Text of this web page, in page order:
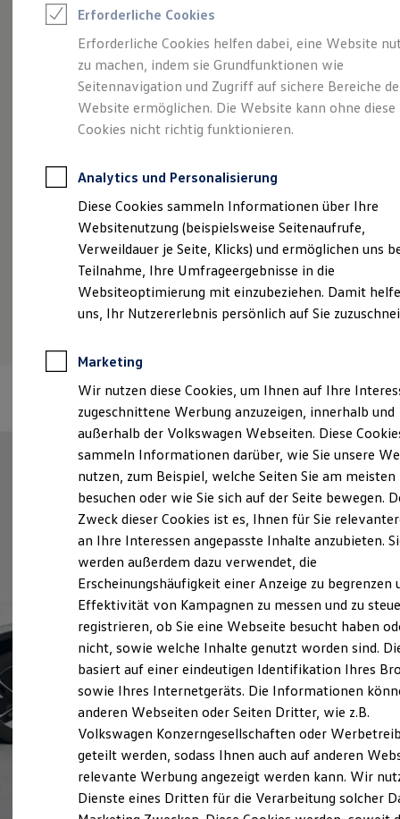
Saisonangebote
Leasing
Leasing-Angebote
Gebrauchtwagen Leasing
Junge Gebrauchtwagen-Leasing
Elektroauto Leasing
Kleinwagen-Leasing
Leasing ohne Anzahlung
Autokredit mit Schlussrate
Versicherungen und Garantien
Kfz-Versicherung
Restschuldversicherungen
Garantien
Wartungsverträge
Geschäftskunden
Professional Class bei Volkswagen
Großkunden
Behörden
Anpfiff zum Gewinn
Elektroautos
ID. Tutorials
Elektrofahrzeugkonzepte
Reichweite
Reichweite der ID. Modelle
Reichweite im Winter
Laden
Laden unterwegs
Laden Zuhause
Ladezeitensimulator
Batterie
Sicherheit
Garantie und Lebensdauer
Nachhaltigkeit
Technologie
Kosten und Kauf
Verbrauchskosten
Kaufoptionen
E-Auto-Förderung
Software und Konnektivität
Die ID. Software 6
ID. Software Versionen und Updates
Digitale Extras
Schnittstellen zu Ihrem ID.
Stilvollelektrisch. Der
ID.5
Impressum & Rechtliches)
Erforderliche Cookies
Erforderliche Cookies helfen dabei, eine Website
zu machen, indem sie Grundfunktionen wie
Seitennavigation und Zugriff auf sichere Bereiche
Website ermöglichen. Die Website kann ohne diese
Cookies nicht richtig funktionieren.
Analytics und Personalisierung
Diese Cookies sammeln Informationen über Ihre
Websitenutzung (beispielsweise Seitenaufrufe,
Verweildauer je Seite, Klicks) und ermöglichen uns
Teilnahme, Ihre Umfrageergebnisse in die
Websiteoptimierung mit einzubeziehen. Damit
uns, Ihr Nutzererlebnis persönlich auf Sie
Marketing
Wir nutzen diese Cookies, um Ihnen auf Ihre
zugeschnittene Werbung anzuzeigen, innerhalb und
außerhalb der Volkswagen Webseiten. Diese
sammeln Informationen darüber, wie Sie unsere
nutzen, zum Beispiel, welche Seiten Sie am meisten
besuchen oder wie Sie sich auf der Seite bewegen.
Zweck dieser Cookies ist es, Ihnen für Sie
an Ihre Interessen angepasste Inhalte anzubieten.
werden außerdem dazu verwendet, die
Erscheinungshäufigkeit einer Anzeige zu begrenzen
Effektivität von Kampagnen zu messen und zu
registrieren, ob Sie eine Webseite besucht haben
nicht, sowie welche Inhalte genutzt worden sind.
basiert auf einer eindeutigen Identifikation Ihres
sowie Ihres Internetgeräts. Die Informationen
anderen Webseiten oder Seiten Dritter, wie z.B.
Volkswagen Konzerngesellschaften oder
geteilt werden, sodass Ihnen auch auf anderen
relevante Werbung angezeigt werden kann. Wir
Dienste eines Dritten für die Verarbeitung solcher